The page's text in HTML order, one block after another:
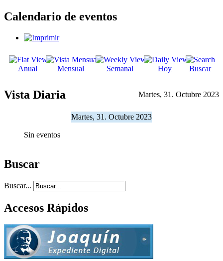
Calendario de eventos
Anual Mensual Semanal Hoy Buscar
Vista Diaria Martes, 31. Octubre 2023
Martes, 31. Octubre 2023
Sin eventos
Buscar
Buscar...
Accesos Rápidos